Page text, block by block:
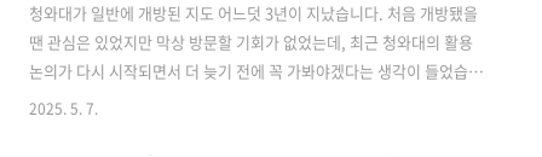
청와대가 일반에 개방된 지도 어느덧 3년이 지났습니다. 처음 개방됐을
땐 관심은 있었지만 막상 방문할 기회가 없었는데, 최근 청와대의 활용
논의가 다시 시작되면서 더 늦기 전에 꼭 가봐야겠다는 생각이 들었습니
다. 대통령이 머물렀던 공간을 직접 걷고 바라보는 경험은 생각보다 훨씬
2025. 5. 7.